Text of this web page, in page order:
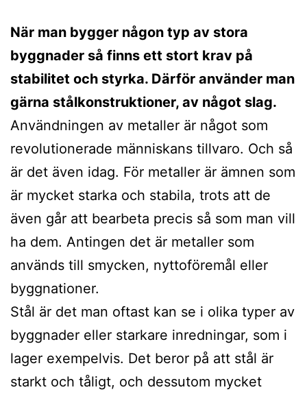
När man bygger någon typ av stora
byggnader så finns ett stort krav på
stabilitet och styrka. Därför använder man
gärna stålkonstruktioner, av något slag.
Användningen av metaller är något som
revolutionerade människans tillvaro. Och så
är det även idag. För metaller är ämnen som
är mycket starka och stabila, trots att de
även går att bearbeta precis så som man vill
ha dem. Antingen det är metaller som
används till smycken, nyttoföremål eller
byggnationer.
Stål är det man oftast kan se i olika typer av
byggnader eller starkare inredningar, som i
lager exempelvis. Det beror på att stål är
starkt och tåligt, och dessutom mycket